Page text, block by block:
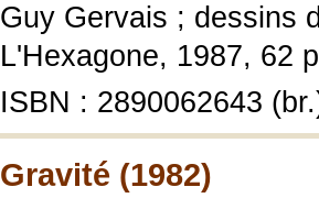
Guy Gervais ; dessins
L'Hexagone, 1987, 62
ISBN : 2890062643
Gravité (1982)